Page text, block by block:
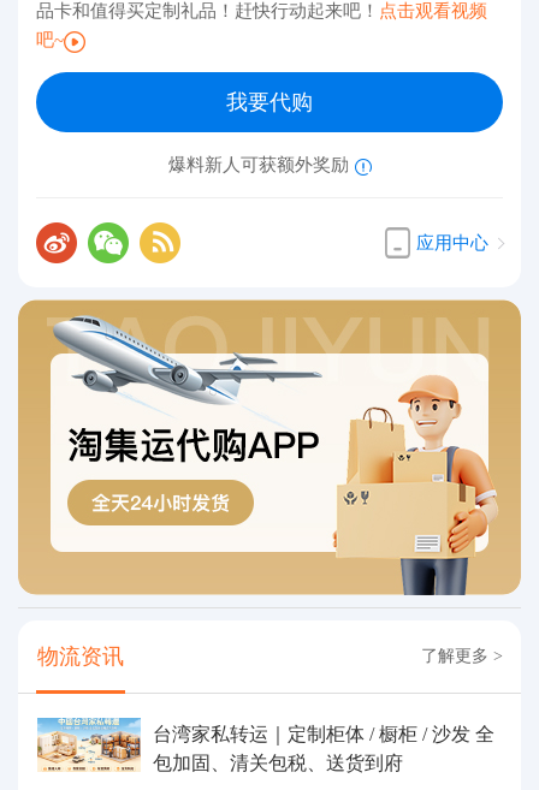
品卡和值得买定制礼品！赶快行动起来吧！ 点击观看视频
吧~
我要代购
爆料新人可获额外奖励
应用中心
物流资讯 了解更多 >
台湾家私转运｜定制柜体 / 橱柜 / 沙发 全
包加固、清关包税、送货到府